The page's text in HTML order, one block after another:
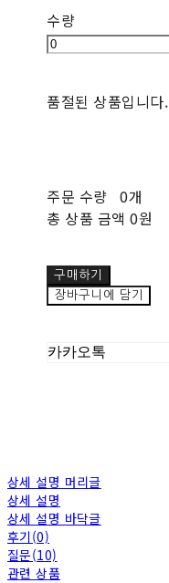
수량
품절된 상품입니다.
주문 수량 0개
총 상품 금액 0원
구매하기
장바구니에 담기
카카오톡
상세 설명 머리글
상세 설명
상세 설명 바닥글
후기(0)
질문(10)
관련 상품